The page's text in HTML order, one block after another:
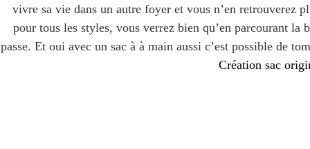
vivre sa vie dans un autre foyer et vous n’en retrouverez
pour tous les styles, vous verrez bien qu’en parcourant la
passe. Et oui avec un sac à à main aussi c’est possible de
Création sac